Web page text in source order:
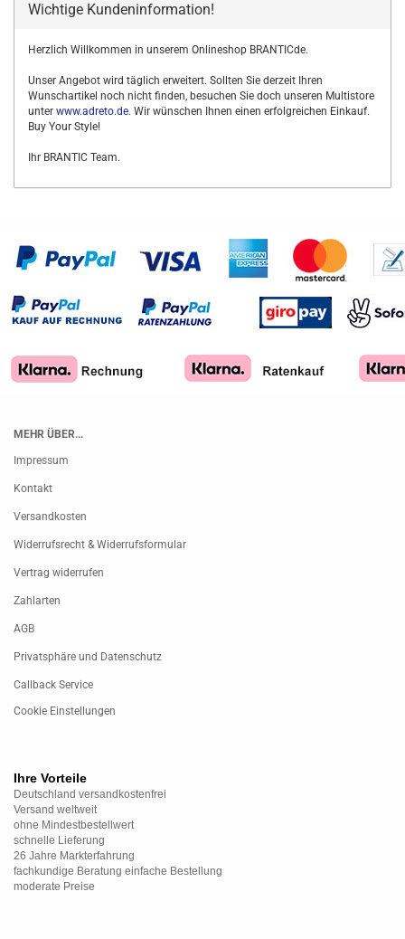
Wichtige Kundeninformation!
Herzlich Willkommen in unserem Onlineshop BRANTICde.
Unser Angebot wird täglich erweitert. Sollten Sie derzeit Ihren
Wunschartikel noch nicht finden, besuchen Sie doch unseren Multistore
unter www.adreto.de. Wir wünschen Ihnen einen erfolgreichen Einkauf.
Buy Your Style!
Ihr BRANTIC Team.
MEHR ÜBER...
Impressum
Kontakt
Versandkosten
Widerrufsrecht & Widerrufsformular
Vertrag widerrufen
Zahlarten
AGB
Privatsphäre und Datenschutz
Callback Service
Cookie Einstellungen
Ihre Vorteile
Deutschland versandkostenfrei
Versand weltweit
ohne Mindestbestellwert
schnelle Lieferung
26 Jahre Markterfahrung
fachkundige Beratung einfache Bestellung
moderate Preise